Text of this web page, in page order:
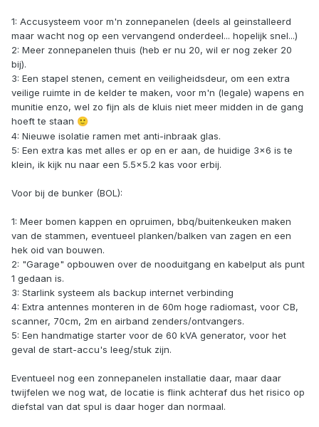
1: Accusysteem voor m'n zonnepanelen (deels al geinstalleerd
maar wacht nog op een vervangend onderdeel... hopelijk snel...)
2: Meer zonnepanelen thuis (heb er nu 20, wil er nog zeker 20
bij).
3: Een stapel stenen, cement en veiligheidsdeur, om een extra
veilige ruimte in de kelder te maken, voor m'n (legale) wapens en
munitie enzo, wel zo fijn als de kluis niet meer midden in de gang
hoeft te staan 🙂
4: Nieuwe isolatie ramen met anti-inbraak glas.
5: Een extra kas met alles er op en er aan, de huidige 3x6 is te
klein, ik kijk nu naar een 5.5x5.2 kas voor erbij.
Voor bij de bunker (BOL):
1: Meer bomen kappen en opruimen, bbq/buitenkeuken maken
van de stammen, eventueel planken/balken van zagen en een
hek oid van bouwen.
2: "Garage" opbouwen over de nooduitgang en kabelput als punt
1 gedaan is.
3: Starlink systeem als backup internet verbinding
4: Extra antennes monteren in de 60m hoge radiomast, voor CB,
scanner, 70cm, 2m en airband zenders/ontvangers.
5: Een handmatige starter voor de 60 kVA generator, voor het
geval de start-accu's leeg/stuk zijn.
Eventueel nog een zonnepanelen installatie daar, maar daar
twijfelen we nog wat, de locatie is flink achteraf dus het risico op
diefstal van dat spul is daar hoger dan normaal.